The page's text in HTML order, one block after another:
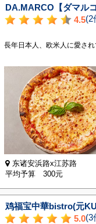
DA.MARCO【ダマルコ
4.5(2
長年日本人、欧米人に愛さ
东诸安浜路x江苏路
平均予算 300元
鸡福宝中華bistro(元
5.0(3